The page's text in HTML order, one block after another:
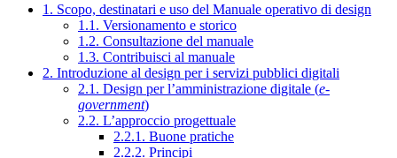
1. Scopo, destinatari e uso del Manuale operativo di design
1.1. Versionamento e storico
1.2. Consultazione del manuale
1.3. Contribuisci al manuale
2. Introduzione al design per i servizi pubblici digitali
2.1. Design per l’amministrazione digitale (e-
government)
2.2. L’approccio progettuale
2.2.1. Buone pratiche
2.2.2. Principi